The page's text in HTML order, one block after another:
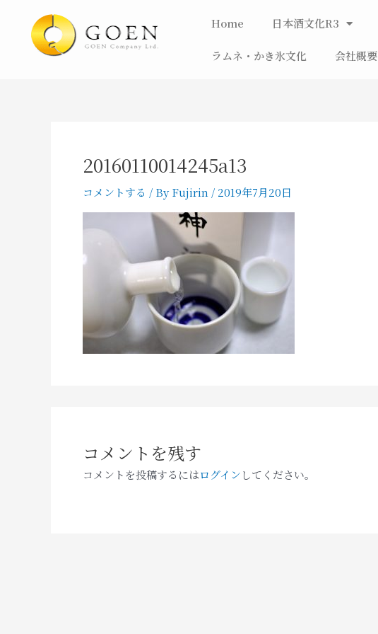
Home 日本酒文化R3
ラムネ・かき氷文化 会社概要
20160110014245a13
コメントする / ByFujirin / 2019年7月20日
コメントを残す
コメントを投稿するにはログインしてください。